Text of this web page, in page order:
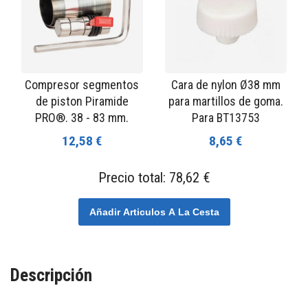
Compresor segmentos
de piston Piramide
PRO®. 38 - 83 mm.
12,58 €
Cara de nylon Ø38 mm
para martillos de goma.
Para BT13753
8,65 €
Precio total: 78,62 €
Añadir Articulos A La Cesta
Descripción